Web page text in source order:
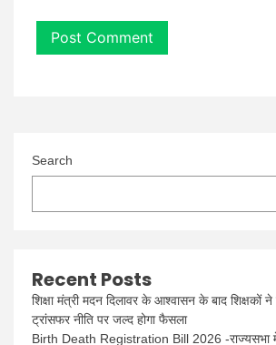
Search
Recent Posts
शिक्षा मंत्री मदन दिलावर के आश्वासन के बाद शिक्षकों
ट्रांसफर नीति पर जल्द होगा फैसला
Birth Death Registration Bill 2026 -राज्यसभा